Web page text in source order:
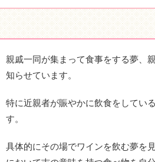
親戚一同が集まって食事をする夢、
知らせています。
特に近親者が賑やかに飲食をしてい
す。
具体的にその場でワインを飲む夢を